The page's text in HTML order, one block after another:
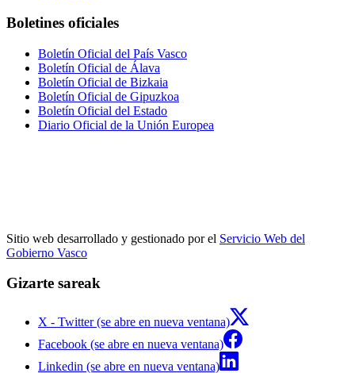
Boletines oficiales
Boletín Oficial del País Vasco
Boletín Oficial de Álava
Boletín Oficial de Bizkaia
Boletín Oficial de Gipuzkoa
Boletín Oficial del Estado
Diario Oficial de la Unión Europea
Sitio web desarrollado y gestionado por el Servicio Web del
Gobierno Vasco
Gizarte sareak
X - Twitter (se abre en nueva ventana)
Facebook (se abre en nueva ventana)
Linkedin (se abre en nueva ventana)